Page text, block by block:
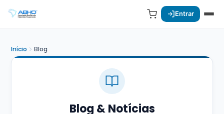
Entrar
Início Blog
Blog & Notícias